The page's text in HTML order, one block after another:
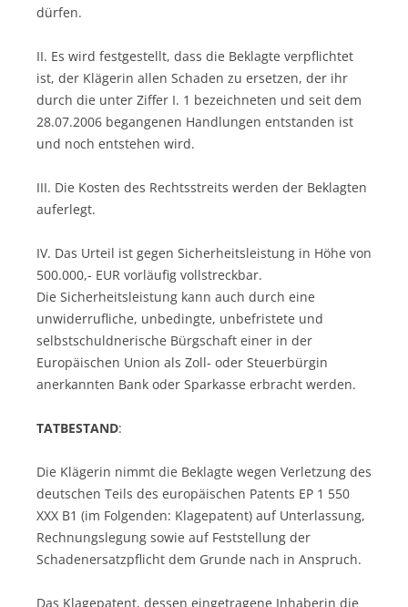
dürfen.
II. Es wird festgestellt, dass die Beklagte verpflichtet
ist, der Klägerin allen Schaden zu ersetzen, der ihr
durch die unter Ziffer I. 1 bezeichneten und seit dem
28.07.2006 begangenen Handlungen entstanden ist
und noch entstehen wird.
III. Die Kosten des Rechtsstreits werden der Beklagten
auferlegt.
IV. Das Urteil ist gegen Sicherheitsleistung in Höhe von
500.000,- EUR vorläufig vollstreckbar.
Die Sicherheitsleistung kann auch durch eine
unwiderrufliche, unbedingte, unbefristete und
selbstschuldnerische Bürgschaft einer in der
Europäischen Union als Zoll- oder Steuerbürgin
anerkannten Bank oder Sparkasse erbracht werden.
TATBESTAND:
Die Klägerin nimmt die Beklagte wegen Verletzung des
deutschen Teils des europäischen Patents EP 1 550
XXX B1 (im Folgenden: Klagepatent) auf Unterlassung,
Rechnungslegung sowie auf Feststellung der
Schadenersatzpflicht dem Grunde nach in Anspruch.
Das Klagepatent, dessen eingetragene Inhaberin die